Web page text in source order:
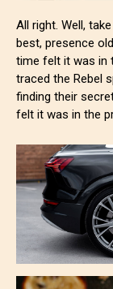
All right. Well,
best, presence
time felt it was in
traced the Rebel
finding their
felt it was in the